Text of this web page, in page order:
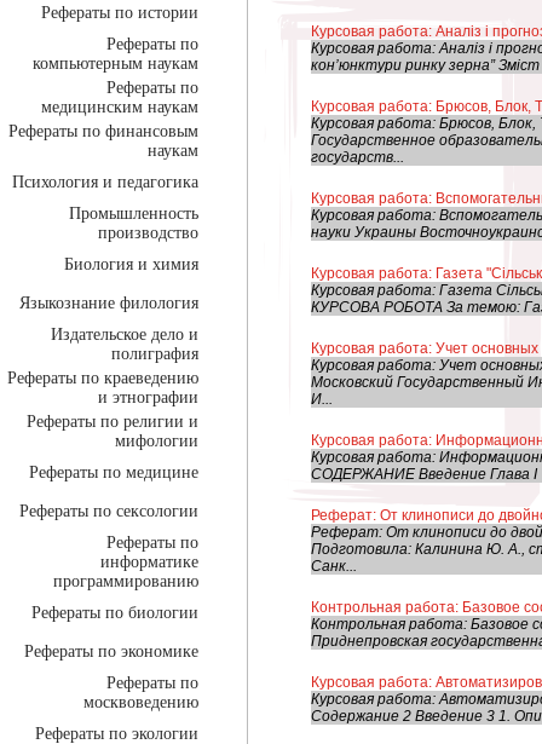
Рефераты по истории
Рефераты по
компьютерным наукам
Рефераты по
медицинским наукам
Рефераты по финансовым
наукам
Психология и педагогика
Промышленность
производство
Биология и химия
Языкознание филология
Издательское дело и
полиграфия
Рефераты по краеведению
и этнографии
Рефераты по религии и
мифологии
Рефераты по медицине
Рефераты по сексологии
Рефераты по
информатике
программированию
Рефераты по биологии
Рефераты по экономике
Рефераты по
москвоведению
Рефераты по экологии
Курсовая работа: Аналіз і
Курсовая работа: Аналіз і
кон’юнктури ринку зерна”
Курсовая работа: Брюсов, Блок,
Курсовая работа: Брюсов,
Государственное
государств...
Курсовая работа:
Курсовая работа:
науки Украины
Курсовая работа: Газета
Курсовая работа: Газета
КУРСОВА РОБОТА За темою:
Курсовая работа: Учет основных
Курсовая работа: Учет
Московский
И...
Курсовая работа:
Курсовая работа:
СОДЕРЖАНИЕ Введение Глава I
Реферат: От клинописи до
Реферат: От клинописи до
Подготовила: Калинина Ю. А.,
Санк...
Контрольная работа: Базовое
Контрольная работа: Базовое
Приднепровская
Курсовая работа:
Курсовая работа:
Содержание 2 Введение 3 1.